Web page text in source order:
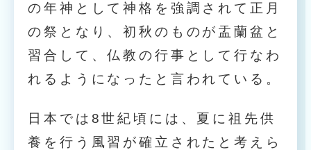
の年神として神格を強調されて正月
の祭となり、初秋のものが盂蘭盆と
習合して、仏教の行事として行なわ
れるようになったと言われている。
日本では8世紀頃には、夏に祖先供
養を行う風習が確立されたと考えら